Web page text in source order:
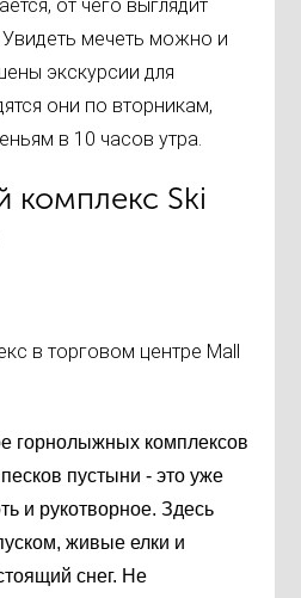
от чего выглядит
мечеть можно и
экскурсии для
они по вторникам,
в 10 часов утра.
комплекс Ski
в торговом центре Mall
горнолыжных комплексов
пустыни - это уже
и рукотворное. Здесь
живые елки и
снег. Не